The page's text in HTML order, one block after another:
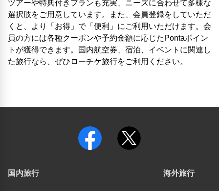
ツアーや特典付きプランも充実、ニーズに合わせて多様な
選択肢をご用意しています。また、会員登録をしていただ
くと、より「お得」で「便利」にご利用いただけます。会
員の方には各種クーポンや予約金額に応じたPontaポイン
トが獲得できます。国内航空券、宿泊、イベントに関連し
た旅行なら、ぜひローチケ旅行をご利用ください。
国内旅行 海外旅行